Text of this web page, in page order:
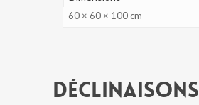
60 × 60 × 100 cm
Déclinaisons